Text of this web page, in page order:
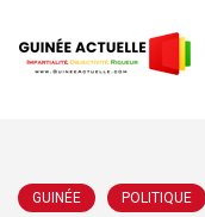
GUINÉE POLITIQUE